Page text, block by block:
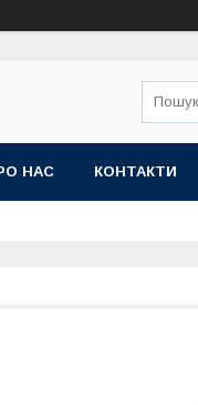
НАС КОНТАКТИ